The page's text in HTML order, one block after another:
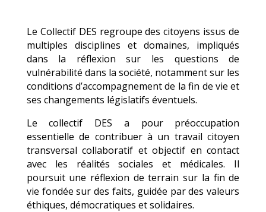
Le Collectif DES regroupe des citoyens issus de
multiples disciplines et domaines, impliqués
dans la réflexion sur les questions de
vulnérabilité dans la société, notamment sur les
conditions d’accompagnement de la fin de vie et
ses changements législatifs éventuels.
Le collectif DES a pour préoccupation
essentielle de contribuer à un travail citoyen
transversal collaboratif et objectif en contact
avec les réalités sociales et médicales. Il
poursuit une réflexion de terrain sur la fin de
vie fondée sur des faits, guidée par des valeurs
éthiques, démocratiques et solidaires.